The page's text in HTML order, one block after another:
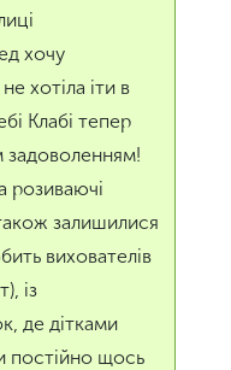
хочу
хотіла іти в
Клабі тепер
задоволенням!
розиваючі
залишилися
вихователів
із
де дітками
постійно щось